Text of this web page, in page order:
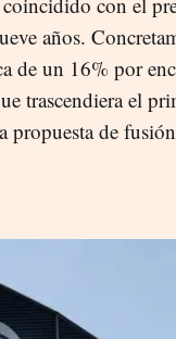
años.
de un 16% por
trascendiera el
propuesta de